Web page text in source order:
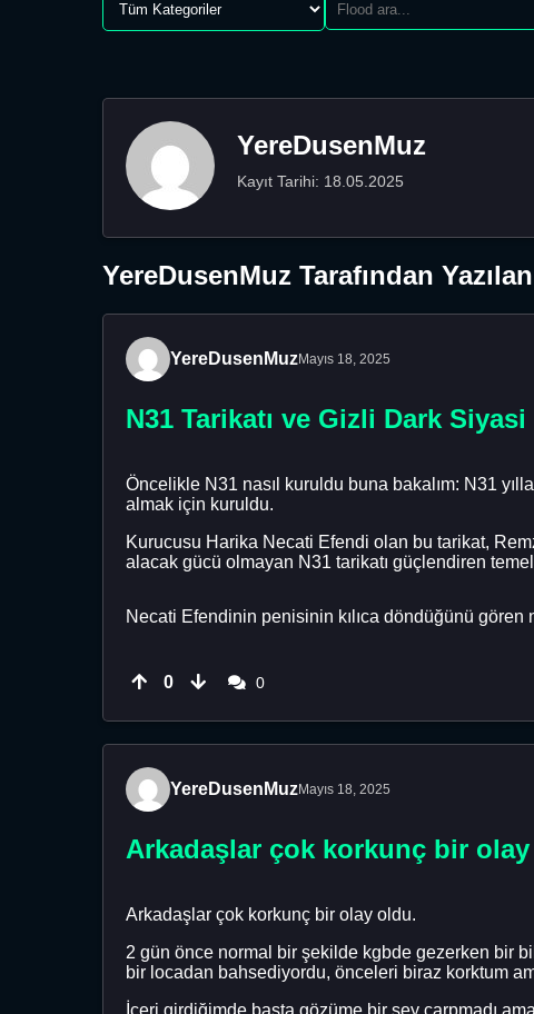
YereDusenMuz
Kayıt Tarihi: 18.05.2025
YereDusenMuz Tarafından
YereDusenMuzMayıs 18, 2025
N31 Tarikatı ve Gizli Dark Siyasi
Öncelikle N31 nasıl kuruldu buna bakalım: N31
almak için kuruldu.
Kurucusu Harika Necati Efendi olan bu tarikat,
alacak gücü olmayan N31 tarikatı güçlendiren
Necati Efendinin penisinin kılıca döndüğünü gören
0 0
YereDusenMuzMayıs 18, 2025
Arkadaşlar çok korkunç bir
Arkadaşlar çok korkunç bir olay oldu.
2 gün önce normal bir şekilde kgbde gezerken bir
bir locadan bahsediyordu, önceleri biraz korktum
İçeri girdiğimde başta gözüme bir şey çarpmadı